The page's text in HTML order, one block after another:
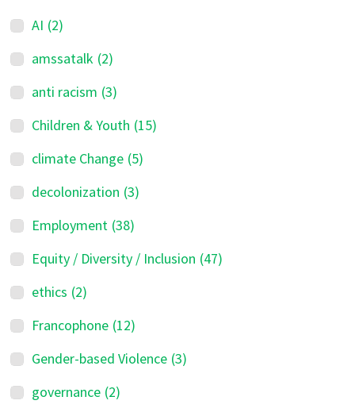
AI (2)
amssatalk (2)
anti racism (3)
Children & Youth (15)
climate Change (5)
decolonization (3)
Employment (38)
Equity / Diversity / Inclusion (47)
ethics (2)
Francophone (12)
Gender-based Violence (3)
governance (2)